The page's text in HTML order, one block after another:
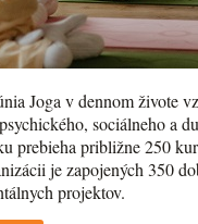
Joga v dennom živote
sociálneho a
prebieha približne 250
je zapojených 350
projektov.